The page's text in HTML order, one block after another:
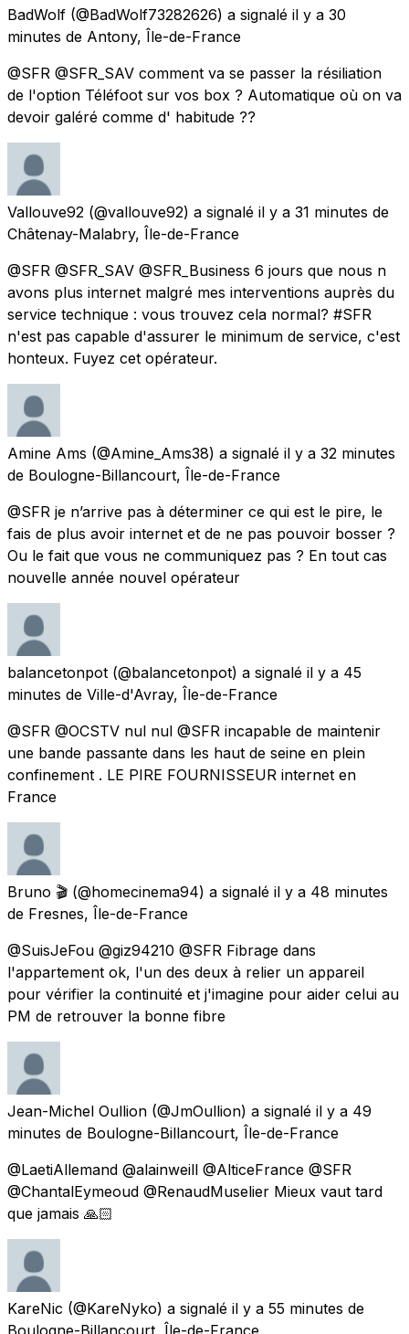
BadWolf (@BadWolf73282626) a signalé il y a 30
minutes de Antony, Île-de-France
@SFR @SFR_SAV comment va se passer la résiliation
de l'option Téléfoot sur vos box ? Automatique où on va
devoir galéré comme d' habitude ??
Vallouve92 (@vallouve92) a signalé il y a 31 minutes de
Châtenay-Malabry, Île-de-France
@SFR @SFR_SAV @SFR_Business 6 jours que nous n
avons plus internet malgré mes interventions auprès du
service technique : vous trouvez cela normal? #SFR
n'est pas capable d'assurer le minimum de service, c'est
honteux. Fuyez cet opérateur.
Amine Ams (@Amine_Ams38) a signalé il y a 32 minutes
de Boulogne-Billancourt, Île-de-France
@SFR je n’arrive pas à déterminer ce qui est le pire, le
fais de plus avoir internet et de ne pas pouvoir bosser ?
Ou le fait que vous ne communiquez pas ? En tout cas
nouvelle année nouvel opérateur
balancetonpot (@balancetonpot) a signalé il y a 45
minutes de Ville-d'Avray, Île-de-France
@SFR @OCSTV nul nul @SFR incapable de maintenir
une bande passante dans les haut de seine en plein
confinement . LE PIRE FOURNISSEUR internet en
France
Bruno 🎬 (@homecinema94) a signalé il y a 48 minutes
de Fresnes, Île-de-France
@SuisJeFou @giz94210 @SFR Fibrage dans
l'appartement ok, l'un des deux à relier un appareil
pour vérifier la continuité et j'imagine pour aider celui au
PM de retrouver la bonne fibre
Jean-Michel Oullion (@JmOullion) a signalé il y a 49
minutes de Boulogne-Billancourt, Île-de-France
@LaetiAllemand @alainweill @AlticeFrance @SFR
@ChantalEymeoud @RenaudMuselier Mieux vaut tard
que jamais 🙏🏻
KareNic (@KareNyko) a signalé il y a 55 minutes de
Boulogne-Billancourt, Île-de-France